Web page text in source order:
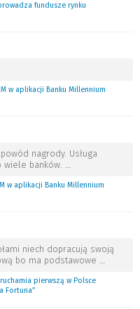
fundusze rynku
w aplikacji Banku Millennium
nagrody. Usługa
wiele banków. …
w aplikacji Banku Millennium
niech dopracują swoją
bo ma podstawowe …
pierwszą w Polsce
Fortuna”